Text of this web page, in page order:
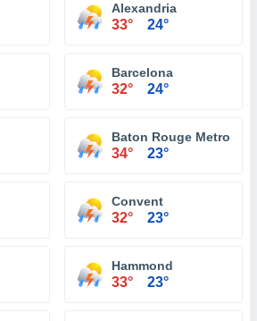
Alexandria
33° 24°
Barcelona
32° 24°
Baton Rouge
34° 23°
Convent
32° 23°
Hammond
33° 23°